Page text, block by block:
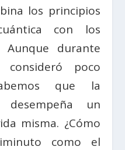
los principios
con los
Aunque durante
poco
que la
desempeña un
misma. ¿Cómo
como el